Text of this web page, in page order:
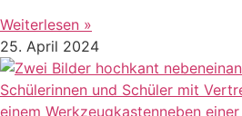
Weiterlesen »
25. April 2024